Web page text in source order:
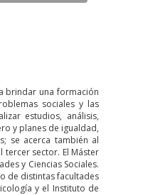
brindar una formación
sociales y las
estudios, análisis,
y planes de igualdad,
se acerca también al
sector. El Máster
y Ciencias Sociales.
de distintas facultades
y el Instituto de